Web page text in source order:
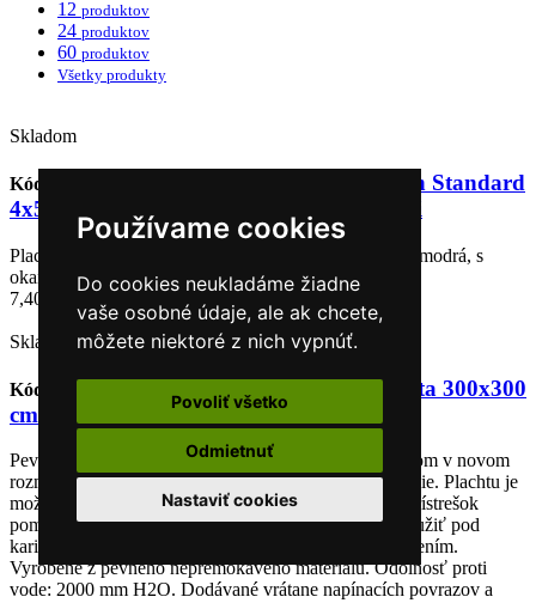
Používame cookies
Do cookies neukladáme žiadne
vaše osobné údaje, ale ak chcete,
môžete niektoré z nich vypnúť.
Povoliť všetko
Odmietnuť
Nastaviť cookies
12 produktov
24 produktov
60 produktov
Všetky produkty
Skladom
Kód: 217066
Plachta Tarpaulin Standard
4x5, zakrývacia, 80 g/m2, modrá, s okami
Plachta Tarpaulin Standard 4x5, zakrývacia, 80 g/m2, modrá, s
okami
7,40 €
Skladom
Kód: SS00857
YATE Bivakovacia plachta 300x300
cm zelená
Pevná a odolná plachta na ochranu pred rosou a dažďom v novom
rozmere 300x300 cm pre ešte vyššiu ochranu a pohodlie. Plachtu je
možné natiahnuť medzi stromami alebo z nej urobiť prístrešok
pomocou teleskopických paličiek. Je možné ju tiež použiť pod
karimatky ako ochranu pred vlhkom, špinou a poškodením.
Vyrobené z pevného nepremokavého materiálu. Odolnosť proti
vode: 2000 mm H2O. Dodávané vrátane napínacích povrazov a